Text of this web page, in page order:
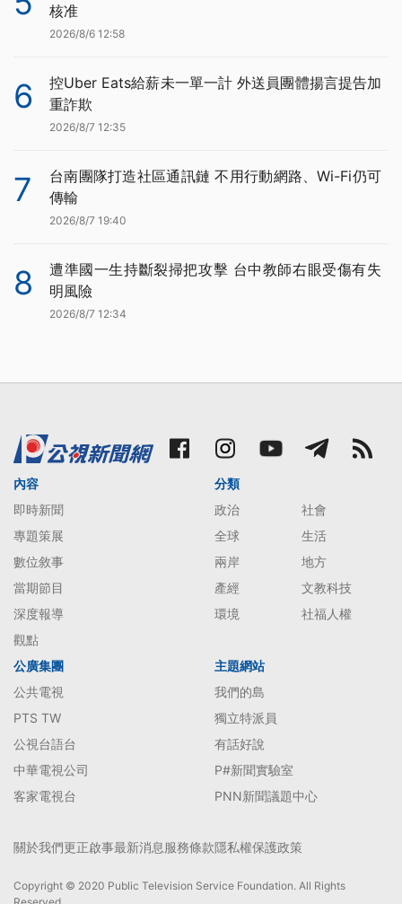
核准
2026/8/6 12:58
6
控Uber Eats給薪未一單一計 外送員團體揚言提告加
重詐欺
2026/8/7 12:35
7
台南團隊打造社區通訊鏈 不用行動網路、Wi-Fi仍可
傳輸
2026/8/7 19:40
8
遭準國一生持斷裂掃把攻擊 台中教師右眼受傷有失
明風險
2026/8/7 12:34
內容
即時新聞
專題策展
數位敘事
當期節目
深度報導
觀點
分類
政治
社會
全球
生活
兩岸
地方
產經
文教科技
環境
社福人權
公廣集團
公共電視
PTS TW
公視台語台
中華電視公司
客家電視台
主題網站
我們的島
獨立特派員
有話好說
P#新聞實驗室
PNN新聞議題中心
關於我們更正啟事最新消息服務條款隱私權保護政策
Copyright © 2020 Public Television Service Foundation. All Rights